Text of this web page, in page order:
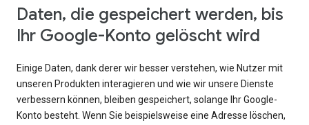
Daten, die gespeichert werden, bis
Ihr Google-Konto gelöscht wird
Einige Daten, dank derer wir besser verstehen, wie Nutzer mit
unseren Produkten interagieren und wie wir unsere Dienste
verbessern können, bleiben gespeichert, solange Ihr Google-
Konto besteht. Wenn Sie beispielsweise eine Adresse löschen,